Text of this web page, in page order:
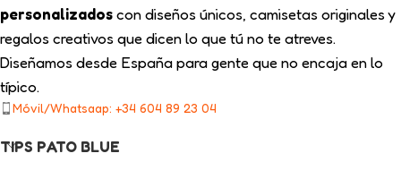
personalizadoscon diseños únicos, camisetas originales y
regalos creativos que dicen lo que tú no te atreves.
Diseñamos desde España para gente que no encaja en lo
típico.
Móvil/Whatsaap: +34 604 89 23 04
TIPS PATO BLUE